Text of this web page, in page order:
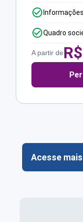
Quadro
A partir deR$
Acesse